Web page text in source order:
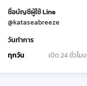
ชื่อบัญชีผู้ใช้ Line
@kataseabreeze
วันทำการ
ทุกวัน
เปิด 24 ชั่วโมง